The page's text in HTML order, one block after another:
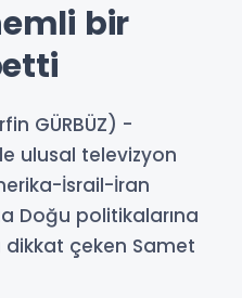
bir
GÜRBÜZ) -
ulusal televizyon
İsrail-İran
Doğu politikalarına
dikkat çeken Samet